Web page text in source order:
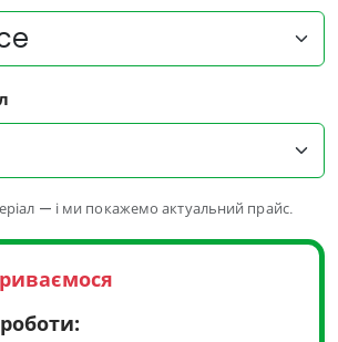
— і ми покажемо актуальний прайс.